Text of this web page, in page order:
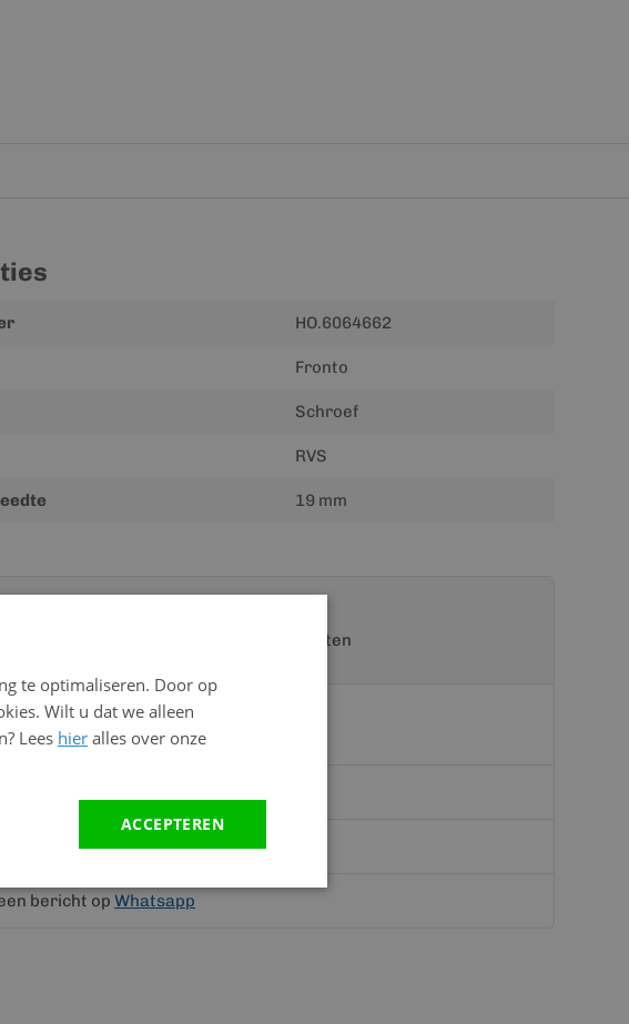
HO.6064662
Fronto
Schroef
RVS
19 mm
contact op met een van onze specialisten
17:00 uur
bericht op Whatsapp
te optimaliseren. Door op
Wilt u dat we alleen
Lees hier alles over onze
ACCEPTEREN